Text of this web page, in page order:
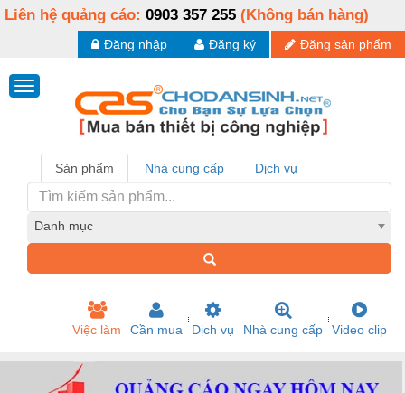
Liên hệ quảng cáo: 0903 357 255 (Không bán hàng)
Đăng sản phẩm
Đăng ký
Đăng nhập
Sản phẩm Nhà cung cấp Dịch vụ
Danh mục
Việc làm Cần mua Dịch vụ Nhà cung cấp Video clip